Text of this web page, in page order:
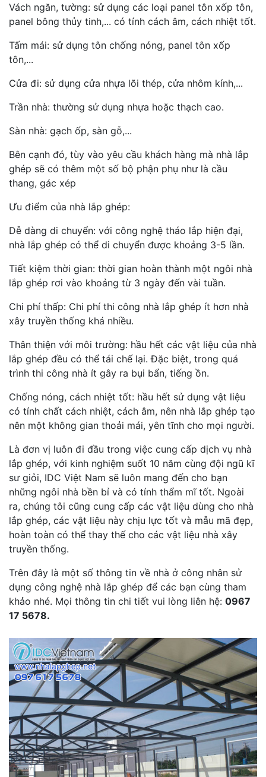
Vách ngăn, tường: sử dụng các loại panel tôn xốp tôn,
panel bông thủy tinh,... có tính cách âm, cách nhiệt tốt.
Tấm mái: sử dụng tôn chống nóng, panel tôn xốp
tôn,...
Cửa đi: sử dụng cửa nhựa lõi thép, cửa nhôm kính,...
Trần nhà: thường sử dụng nhựa hoặc thạch cao.
Sàn nhà: gạch ốp, sàn gỗ,...
Bên cạnh đó, tùy vào yêu cầu khách hàng mà nhà lắp
ghép sẽ có thêm một số bộ phận phụ như là cầu
thang, gác xép
Ưu điểm của nhà lắp ghép:
Dễ dàng di chuyển: với công nghệ tháo lắp hiện đại,
nhà lắp ghép có thể di chuyển được khoảng 3-5 lần.
Tiết kiệm thời gian: thời gian hoàn thành một ngôi nhà
lắp ghép rơi vào khoảng từ 3 ngày đến vài tuần.
Chi phí thấp: Chi phí thi công nhà lắp ghép ít hơn nhà
xây truyền thống khá nhiều.
Thân thiện với môi trường: hầu hết các vật liệu của nhà
lắp ghép đều có thể tái chế lại. Đặc biệt, trong quá
trình thi công nhà ít gây ra bụi bẩn, tiếng ồn.
Chống nóng, cách nhiệt tốt: hầu hết sử dụng vật liệu
có tính chất cách nhiệt, cách âm, nên nhà lắp ghép tạo
nên một không gian thoải mái, yên tĩnh cho mọi người.
Là đơn vị luôn đi đầu trong việc cung cấp dịch vụ nhà
lắp ghép, với kinh nghiệm suốt 10 năm cùng đội ngũ kĩ
sư giỏi, IDC Việt Nam sẽ luôn mang đến cho bạn
những ngôi nhà bền bỉ và có tính thẩm mĩ tốt. Ngoài
ra, chúng tôi cũng cung cấp các vật liệu dùng cho nhà
lắp ghép, các vật liệu này chịu lực tốt và mẫu mã đẹp,
hoàn toàn có thể thay thế cho các vật liệu nhà xây
truyền thống.
Trên đây là một số thông tin về nhà ở công nhân sử
dụng công nghệ nhà lắp ghép để các bạn cùng tham
khảo nhé. Mọi thông tin chi tiết vui lòng liên hệ: 0967
17 5678.